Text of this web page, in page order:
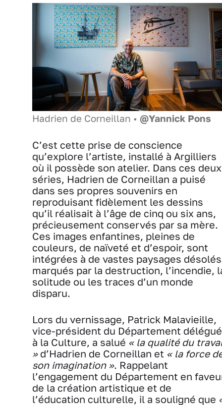
Hadrien de Corneillan • @Yannick Pons
C’est cette prise de conscience
qu’explore l’artiste, installé à Argilliers
où il possède son atelier. Dans ces deux
séries, Hadrien de Corneillan a puisé
dans ses propres souvenirs en
reproduisant fidèlement les dessins
qu’il réalisait à l’âge de cinq ou six ans,
précieusement conservés par sa mère.
Ces images enfantines, pleines de
couleurs, de naïveté et d’espoir, sont
intégrées à de vastes paysages
marqués par la destruction, l’incendie,
solitude ou les traces d’un monde
disparu.
Lors du vernissage, Patrick Malavieille,
vice-président du Département délégué
à la Culture, a salué « la qualité du
»d’Hadrien de Corneillan et « la force
son imagination ». Rappelant
l’engagement du Département en
de la création artistique et de
l’éducation culturelle, il a souligné que